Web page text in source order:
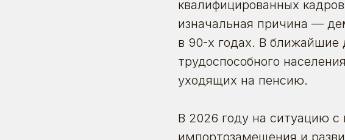
квалифицированных
изначальная причина —
в 90-х годах. В ближайшие
трудоспособного
уходящих на пенсию.
В 2026 году на ситуацию
импортозамещения и